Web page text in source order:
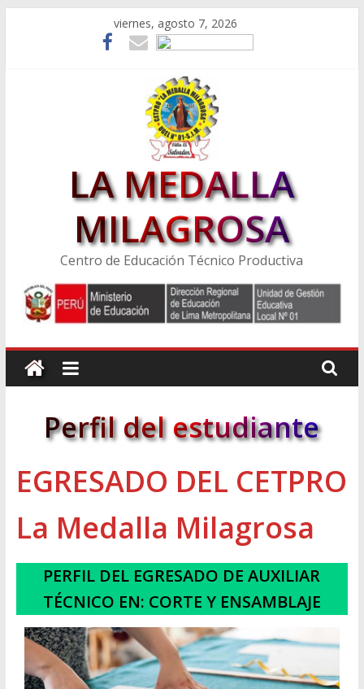
viernes, agosto 7, 2026
LA MEDALLA
MILAGROSA
Centro de Educación Técnico Productiva
Perfil del estudiante
EGRESADO DEL CETPRO
La Medalla Milagrosa
PERFIL DEL EGRESADO DE AUXILIAR
TÉCNICO EN: CORTE Y ENSAMBLAJE